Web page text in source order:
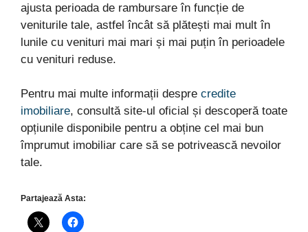
ajusta perioada de rambursare în funcție de
veniturile tale, astfel încât să plătești mai mult în
lunile cu venituri mai mari și mai puțin în perioadele
cu venituri reduse.
Pentru mai multe informații despre credite
imobiliare, consultă site-ul oficial și descoperă toate
opțiunile disponibile pentru a obține cel mai bun
împrumut imobiliar care să se potrivească nevoilor
tale.
Partajează Asta: